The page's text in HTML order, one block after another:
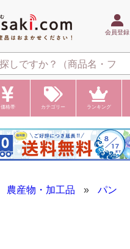
会員登録
価格帯 カテゴリー ランキング
農産物・加工品 » パン